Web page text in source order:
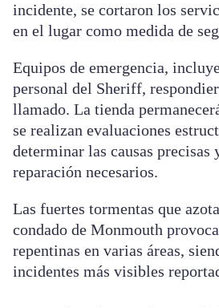
incidente, se cortaron los
en el lugar como medida de
Equipos de emergencia,
personal del Sheriff,
llamado. La tienda
se realizan evaluaciones
determinar las causas precisas
reparación necesarios.
Las fuertes tormentas que
condado de Monmouth
repentinas en varias áreas,
incidentes más visibles